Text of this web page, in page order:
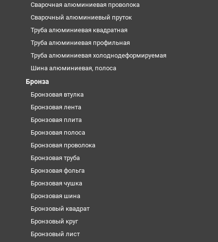
Сварочная алюминиевая проволока
Сварочный алюминиевый пруток
Труба алюминиевая квадратная
Труба алюминиевая профильная
Труба алюминиевая холоднодеформируемая
Шина алюминиевая, полоса
Бронза
Бронзовая втулка
Бронзовая лента
Бронзовая плита
Бронзовая полоса
Бронзовая проволока
Бронзовая труба
Бронзовая фольга
Бронзовая чушка
Бронзовая шина
Бронзовый квадрат
Бронзовый круг
Бронзовый лист